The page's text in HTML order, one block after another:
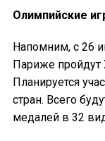
Олимпийские
Напомним, с 26
Париже пройдут
Планируется
стран. Всего
медалей в 32